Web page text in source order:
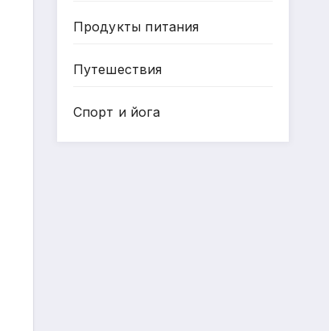
Продукты питания
Путешествия
Спорт и йога